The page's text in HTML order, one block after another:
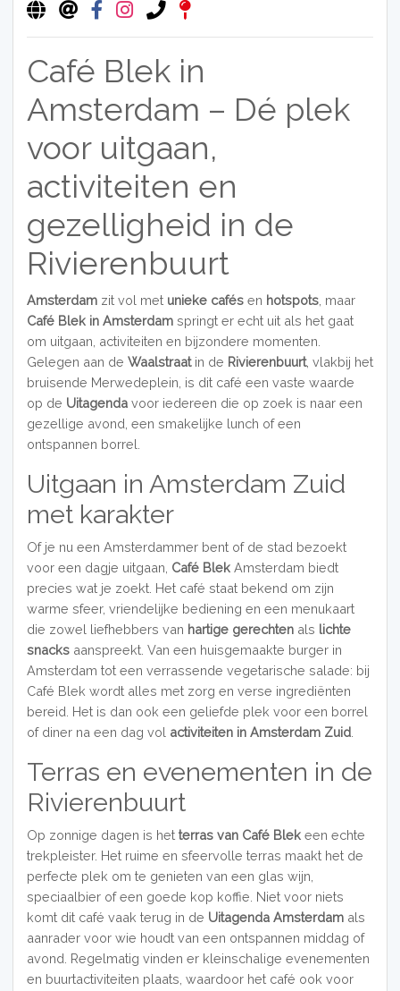
Café Blek in
Amsterdam – Dé plek
voor uitgaan,
activiteiten en
gezelligheid in de
Rivierenbuurt
Amsterdamzit vol met unieke cafésen hotspots, maar
Café Blek in Amsterdam springt er echt uit als het gaat
om uitgaan, activiteiten en bijzondere momenten.
Gelegen aan de Waalstraatin de Rivierenbuurt, vlakbij het
bruisende Merwedeplein, is dit café een vaste waarde
op de Uitagendavoor iedereen die op zoek is naar een
gezellige avond, een smakelijke lunch of een
ontspannen borrel.
Uitgaan in Amsterdam Zuid
met karakter
Of je nu een Amsterdammer bent of de stad bezoekt
voor een dagje uitgaan, Café Blek Amsterdam biedt
precies wat je zoekt. Het café staat bekend om zijn
warme sfeer, vriendelijke bediening en een menukaart
die zowel liefhebbers van hartige gerechtenals lichte
snacks aanspreekt. Van een huisgemaakte burger in
Amsterdam tot een verrassende vegetarische salade: bij
Café Blek wordt alles met zorg en verse ingrediënten
bereid. Het is dan ook een geliefde plek voor een borrel
of diner na een dag vol activiteiten in Amsterdam Zuid.
Terras en evenementen in de
Rivierenbuurt
Op zonnige dagen is het terras van Café Blekeen echte
trekpleister. Het ruime en sfeervolle terras maakt het de
perfecte plek om te genieten van een glas wijn,
speciaalbier of een goede kop koffie. Niet voor niets
komt dit café vaak terug in de Uitagenda Amsterdamals
aanrader voor wie houdt van een ontspannen middag of
avond. Regelmatig vinden er kleinschalige evenementen
en buurtactiviteiten plaats, waardoor het café ook voor